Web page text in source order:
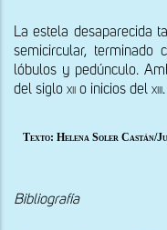
La estela desaparecida
semicircular,
lóbulos y pedúnculo.
del siglo xii o inicios del xiii.
Texto: Helena Soler Castán/
Bibliografía